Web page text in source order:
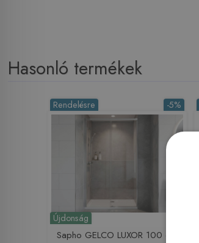
Hasonló termékek
Újdonság
-5%
Rendelésre
Sapho GELCO LUXOR 100 cm